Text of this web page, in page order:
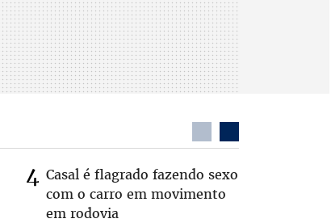
Casal é flagrado fazendo sexo
com o carro em movimento
em rodovia